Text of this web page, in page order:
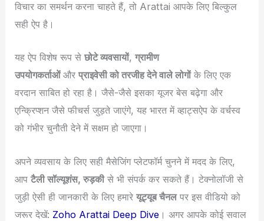
विचार का समर्थन करना चाहते हैं, तो Arattai आपके लिए बिल्कुल
सही ऐप है।
यह ऐप विशेष रूप सेछोटे व्यवसायों,ग्रामीण
उपयोगकर्ताओंऔरप्राइवेसी को तरजीह देने वाले लोगोंके लिए एक
वरदान साबित हो रहा है। जैसे-जैसे इसका यूजर बेस बढ़ेगा और
एन्क्रिप्शन जैसे फीचर्स जुड़ते जाएंगे, यह भारत में व्हाट्सऐप के वर्चस्व
को गंभीर चुनौती देने में सक्षम हो जाएगा।
अपने व्यवसाय के लिए सही मैसेजिंग प्लेटफॉर्म चुनने में मदद के लिए,
आपटैली सॉल्यूशंस, रुड़कीसे भी संपर्क कर सकते हैं। टेक्नोलॉजी से
जुड़ी ऐसी ही जानकारी के लिए हमारेयूट्यूब चैनलपर इस वीडियो को
जरूर देखें: Zoho Arattai Deep Dive । अगर आपके कोई सवाल